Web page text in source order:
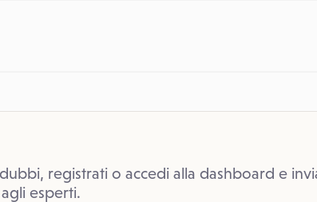
registrati o accedi alla dashboard e
esperti.